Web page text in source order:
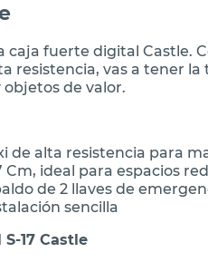
caja fuerte digital Castle.
resistencia, vas a tener
de valor.
de alta resistencia para
Cm, ideal para espacios
de 2 llaves de
sencilla
17 Castle